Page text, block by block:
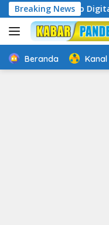
Langsung
ke
konten
Breaking News
Cakap Digital,
Beranda